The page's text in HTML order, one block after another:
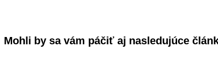
Mohli by sa vám páčiť aj nasledujúce